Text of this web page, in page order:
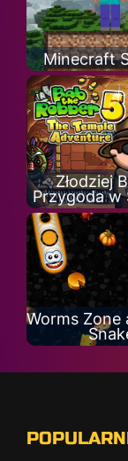
Minecraft
Złodziej
Przygoda w
Worms Zone